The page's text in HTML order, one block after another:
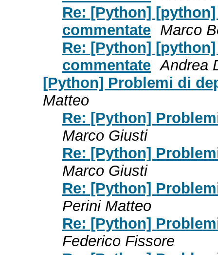
Re: [Python]
commentate Marco
Re: [Python]
commentate Andrea
[Python] Problemi di
Matteo
Re: [Python]
Marco Giusti
Re: [Python]
Marco Giusti
Re: [Python]
Perini Matteo
Re: [Python]
Federico Fissore